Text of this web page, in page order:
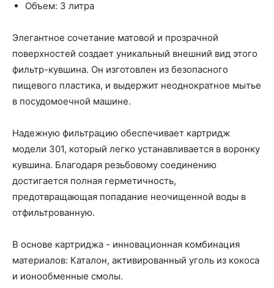
Объем: 3 литра
Элегантное сочетание матовой и прозрачной
поверхностей создает уникальный внешний вид этого
фильтр-кувшина. Он изготовлен из безопасного
пищевого пластика, и выдержит неоднократное мытье
в посудомоечной машине.
Надежную фильтрацию обеспечивает картридж
модели 301, который легко устанавливается в воронку
кувшина. Благодаря резьбовому соединению
достигается полная герметичность,
предотвращающая попадание неочищенной воды в
отфильтрованную.
В основе картриджа - инновационная комбинация
материалов: Каталон, активированный уголь из кокоса
и ионообменные смолы.